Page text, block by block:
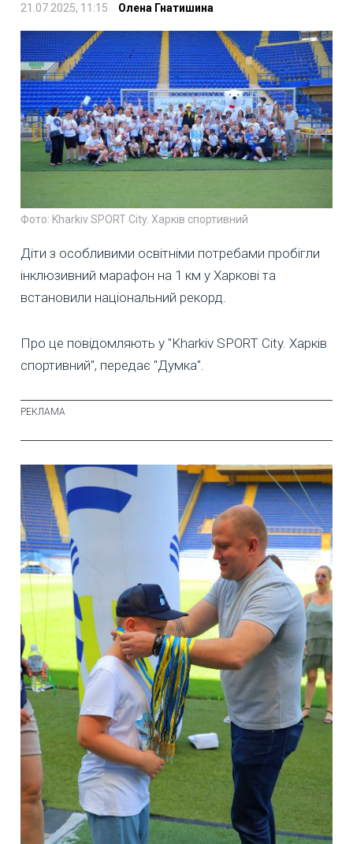
21.07.2025, 11:15 Олена Гнатишина
Фото: Kharkiv SPORT City. Харків спортивний
Діти з особливими освітніми потребами пробігли
інклюзивний марафон на 1 км у Харкові та
встановили національний рекорд.
Про це повідомляють у "Kharkiv SPORT City. Харків
спортивний", передає "Думка".